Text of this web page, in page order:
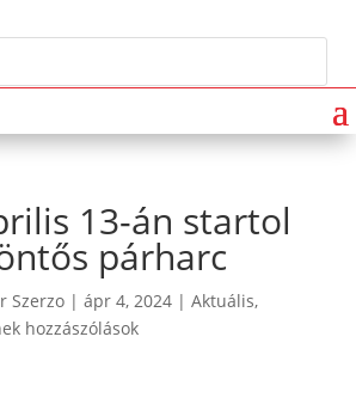
13-án startol
párharc
Szerzo| ápr 4, 2024| Aktuális,
hozzászólások